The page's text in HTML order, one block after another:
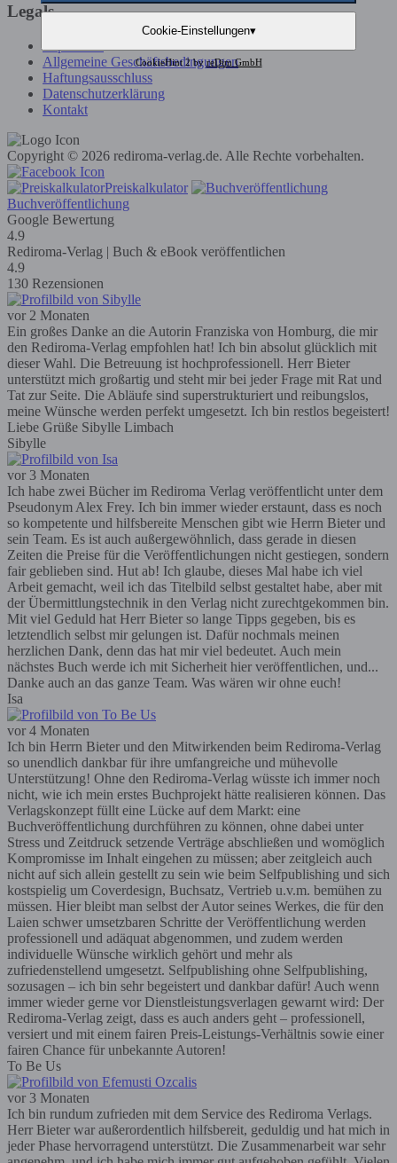
Legals
Allgemeine Geschäftsbedingungen
Haftungsausschluss
Datenschutzerklärung
Kontakt
Copyright © 2026 rediroma-verlag.de. Alle Rechte vorbehalten.
Preiskalkulator
Buchveröffentlichung
Google Bewertung
4.9
Rediroma-Verlag | Buch & eBook veröffentlichen
4.9
130 Rezensionen
vor 2 Monaten
Ein großes Danke an die Autorin Franziska von Homburg, die mir
den Rediroma-Verlag empfohlen hat! Ich bin absolut glücklich mit
dieser Wahl. Die Betreuung ist hochprofessionell. Herr Bieter
unterstützt mich großartig und steht mir bei jeder Frage mit Rat und
Tat zur Seite. Die Abläufe sind superstrukturiert und reibungslos,
meine Wünsche werden perfekt umgesetzt. Ich bin restlos begeistert!
Liebe Grüße Sibylle Limbach
Sibylle
vor 3 Monaten
Ich habe zwei Bücher im Rediroma Verlag veröffentlicht unter dem
Pseudonym Alex Frey. Ich bin immer wieder erstaunt, dass es noch
so kompetente und hilfsbereite Menschen gibt wie Herrn Bieter und
sein Team. Es ist auch außergewöhnlich, dass gerade in diesen
Zeiten die Preise für die Veröffentlichungen nicht gestiegen, sondern
fair geblieben sind. Hut ab! Ich glaube, dieses Mal habe ich viel
Arbeit gemacht, weil ich das Titelbild selbst gestaltet habe, aber mit
der Übermittlungstechnik in den Verlag nicht zurechtgekommen bin.
Mit viel Geduld hat Herr Bieter so lange Tipps gegeben, bis es
letztendlich selbst mir gelungen ist. Dafür nochmals meinen
herzlichen Dank, denn das hat mir viel bedeutet. Auch mein
nächstes Buch werde ich mit Sicherheit hier veröffentlichen, und...
Danke auch an das ganze Team. Was wären wir ohne euch!
Isa
vor 4 Monaten
Ich bin Herrn Bieter und den Mitwirkenden beim Rediroma-Verlag
so unendlich dankbar für ihre umfangreiche und mühevolle
Unterstützung! Ohne den Rediroma-Verlag wüsste ich immer noch
nicht, wie ich mein erstes Buchprojekt hätte realisieren können. Das
Verlagskonzept füllt eine Lücke auf dem Markt: eine
Buchveröffentlichung durchführen zu können, ohne dabei unter
Stress und Zeitdruck setzende Verträge abschließen und womöglich
Kompromisse im Inhalt eingehen zu müssen; aber zeitgleich auch
nicht auf sich allein gestellt zu sein wie beim Selfpublishing und sich
kostspielig um Coverdesign, Buchsatz, Vertrieb u.v.m. bemühen zu
müssen. Hier bleibt man selbst der Autor seines Werkes, die für den
Laien schwer umsetzbaren Schritte der Veröffentlichung werden
professionell und adäquat abgenommen, und zudem werden
individuelle Wünsche wirklich gehört und mehr als
zufriedenstellend umgesetzt. Selfpublishing ohne Selfpublishing,
sozusagen – ich bin sehr begeistert und dankbar dafür! Auch wenn
immer wieder gerne vor Dienstleistungsverlagen gewarnt wird: Der
Rediroma-Verlag zeigt, dass es auch anders geht – professionell,
versiert und mit einem fairen Preis-Leistungs-Verhältnis sowie einer
fairen Chance für unbekannte Autoren!
To Be Us
vor 3 Monaten
Ich bin rundum zufrieden mit dem Service des Rediroma Verlags.
Herr Bieter war außerordentlich hilfsbereit, geduldig und hat mich in
jeder Phase hervorragend unterstützt. Die Zusammenarbeit war sehr
Cookie-Einstellungen▾
CookieHint 2 byreDim GmbH